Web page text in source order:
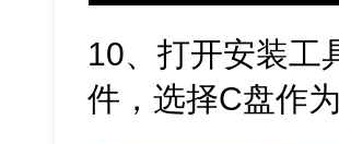
10、打开安装工
件，选择C盘作